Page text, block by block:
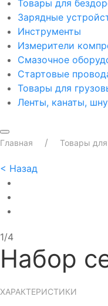
Товары для
Зарядные
Инструменты
Измерители
Смазочное
Стартовые
Товары для
Ленты, канаты,
Главная Товары
< Назад
1/4
Набор
ХАРАКТЕРИСТИКИ